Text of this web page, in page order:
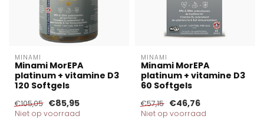
MINAMI
Minami MorEPA
platinum + vitamine D3
120 Softgels
€105,05 €85,95
Niet op voorraad
MINAMI
Minami MorEPA
platinum + vitamine D3
60 Softgels
€57,15 €46,76
Niet op voorraad